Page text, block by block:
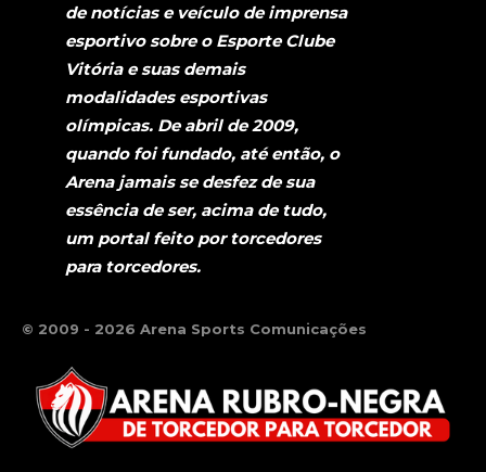
de notícias e veículo de imprensa
esportivo sobre o Esporte Clube
Vitória e suas demais
modalidades esportivas
olímpicas. De abril de 2009,
quando foi fundado, até então, o
Arena jamais se desfez de sua
essência de ser, acima de tudo,
um portal feito por torcedores
para torcedores.
© 2009 - 2026 Arena Sports Comunicações